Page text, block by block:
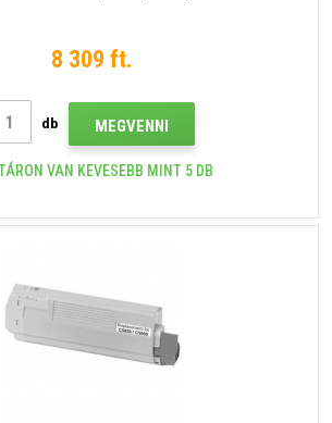
8 309 ft.
db MEGVENNI
VAN KEVESEBB MINT 5 DB